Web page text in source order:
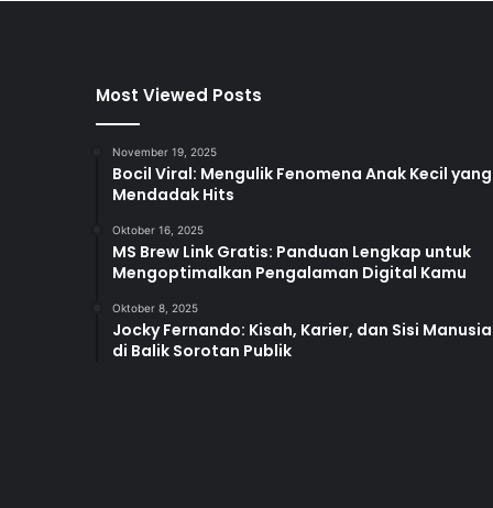
Most Viewed Posts
November 19, 2025
Bocil Viral: Mengulik Fenomena Anak Kecil yang
Mendadak Hits
Oktober 16, 2025
MS Brew Link Gratis: Panduan Lengkap untuk
Mengoptimalkan Pengalaman Digital Kamu
Oktober 8, 2025
Jocky Fernando: Kisah, Karier, dan Sisi Manusia
di Balik Sorotan Publik